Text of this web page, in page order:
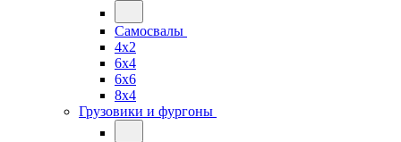
Самосвалы
4x2
6x4
6x6
8x4
Грузовики и фургоны